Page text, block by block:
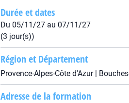
Durée et dates
Du 05/11/27 au 07/11/27
(3 jour(s))
Région et Département
Provence-Alpes-Côte d'Azur |
Adresse de la formation